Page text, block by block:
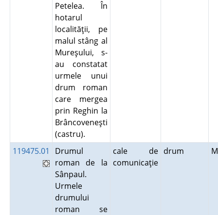
Petelea. În
hotarul
localităţii, pe
malul stâng al
Mureşului, s-
au constatat
urmele unui
drum roman
care mergea
prin Reghin la
Brâncoveneşti
(castru).
119475.01
Drumul
roman de la
Sânpaul.
Urmele
drumului
roman se
cale de
comunicaţie
drum